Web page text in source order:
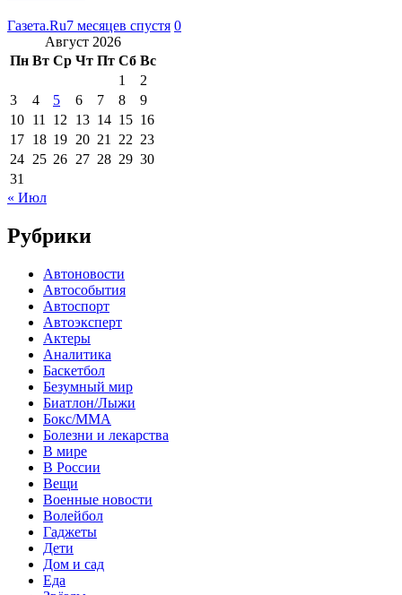
Газета.Ru7 месяцев спустя 0
Август 2026
Пн Вт Ср Чт Пт Сб Вс
1
2
3
4 5 6 7 8
9
10 11 12 13 14 15 16
17 18 19 20 21 22 23
24 25 26 27 28 29 30
31
« Июл
Рубрики
Автоновости
Автособытия
Автоспорт
Автоэксперт
Актеры
Аналитика
Баскетбол
Безумный мир
Биатлон/Лыжи
Бокс/MMA
Болезни и лекарства
В мире
В России
Вещи
Военные новости
Волейбол
Гаджеты
Дети
Дом и сад
Еда